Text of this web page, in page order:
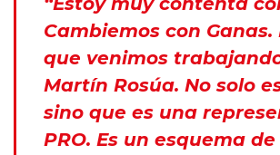
Cambiemos con
que venimos
Martín Rosúa. No solo
sino que es una
PRO. Es un esquema